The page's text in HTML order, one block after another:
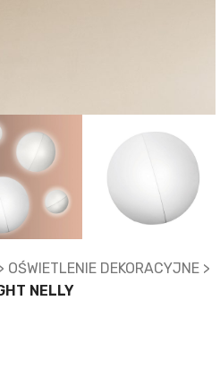
OŚWIETLENIE DEKORACYJNE >
NELLY